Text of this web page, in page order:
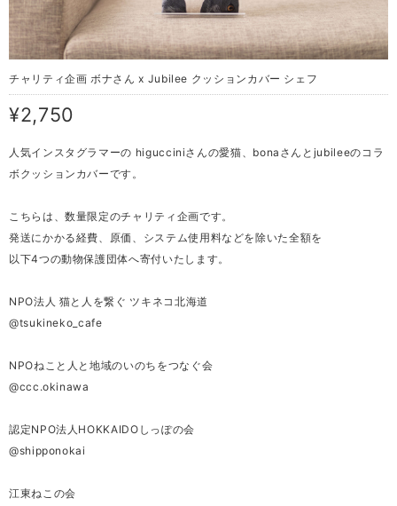
チャリティ企画 ボナさん x Jubilee クッションカバー シェフ
¥2,750
人気インスタグラマーの higucciniさんの愛猫、bonaさんとjubileeのコラ
ボクッションカバーです。
こちらは、数量限定のチャリティ企画です。
発送にかかる経費、原価、システム使用料などを除いた全額を
以下4つの動物保護団体へ寄付いたします。
NPO法人 猫と人を繋ぐ ツキネコ北海道
@tsukineko_cafe
NPOねこと人と地域のいのちをつなぐ会
@ccc.okinawa
認定NPO法人HOKKAIDOしっぽの会
@shipponokai
江東ねこの会